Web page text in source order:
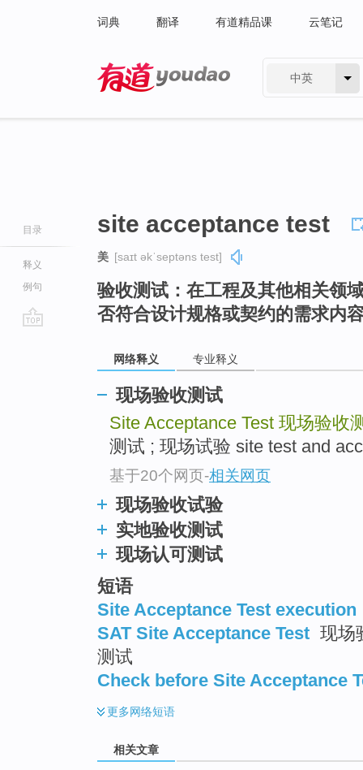
词典 翻译 有道精品课 云笔记
中英
目录
释义
例句
site acceptance test
美 [saɪt əkˈseptəns test]
验收测试：在工程及其他相关领
否符合设计规格或契约的需求内
网络释义 专业释义
现场验收测试
Site Acceptance Test 现场验收
测试 ; 现场试验 site test and
基于20个网页-相关网页
现场验收试验
实地验收测试
现场认可测试
短语
Site Acceptance Test execution
SAT Site Acceptance Test 现场
测试
Check before Site Acceptance
更多网络短语
相关文章